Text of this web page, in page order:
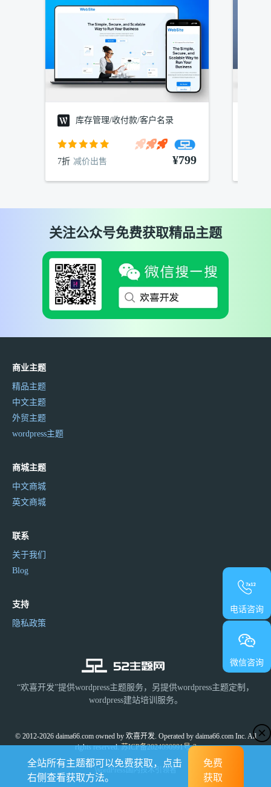
库存管理/收付款/客户名录
7折 减价出售 ¥799
关注公众号免费获取精品主题
“欢喜开发”提供wordpress主题服务，另提供wordpress主题定制，
wordpress建站培训服务。
商业主题
精品主题
中文主题
外贸主题
wordpress主题
商城主题
中文商城
英文商城
联系
关于我们
Blog
支持
隐私政策
© 2012-2026 daima66.com owned by 欢喜开发. Operated by daima66.com Inc. All
rights reserved.苏ICP备2024090991号-3
WordPress国内技术引领者
电话咨询
微信咨询
全站所有主题都可以免费获取，点击
右侧查看获取方法。
免费
获取